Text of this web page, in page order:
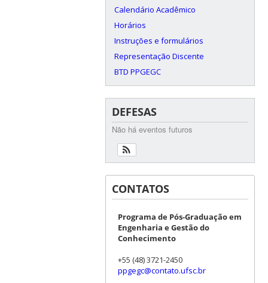
Calendário Acadêmico
Horários
Instruções e formulários
Representação Discente
BTD PPGEGC
DEFESAS
Não há eventos futuros
CONTATOS
Programa de Pós-Graduação em
Engenharia e Gestão do
Conhecimento
+55 (48) 3721-2450
ppgegc@contato.ufsc.br